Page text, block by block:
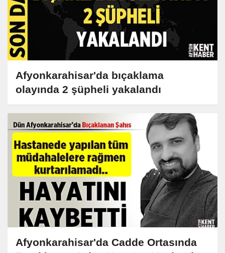
Afyonkarahisar'da bıçaklama
olayında 2 şüpheli yakalandı
Afyonkarahisar'da Cadde Ortasında